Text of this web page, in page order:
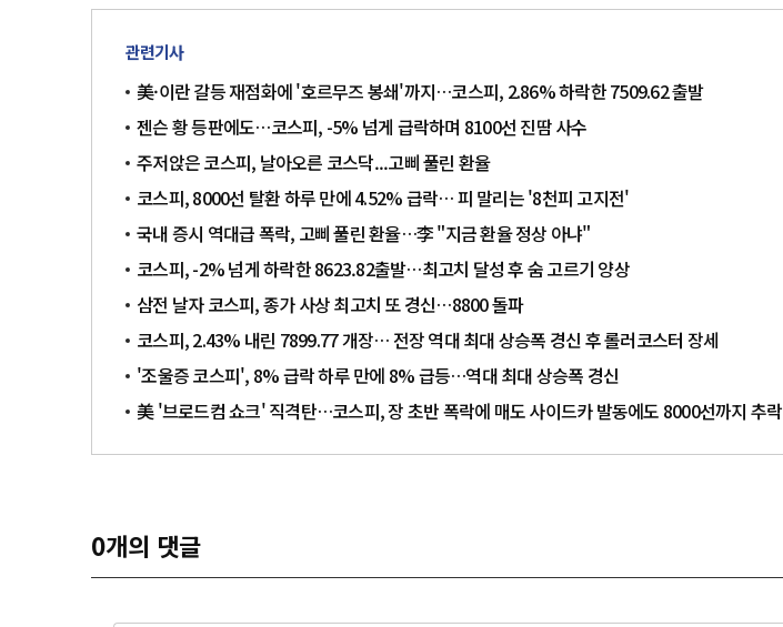
관련기사
美·이란 갈등 재점화에 '호르무즈 봉쇄'까지…코스피, 2.86% 하락한 7509.62 출발
젠슨 황 등판에도…코스피, -5% 넘게 급락하며 8100선 진땀 사수
주저앉은 코스피, 날아오른 코스닥...고삐 풀린 환율
코스피, 8000선 탈환 하루 만에 4.52% 급락… 피 말리는 '8천피 고지전'
국내 증시 역대급 폭락, 고삐 풀린 환율…李 "지금 환율 정상 아냐"
코스피, -2% 넘게 하락한 8623.82출발…최고치 달성 후 숨 고르기 양상
삼전 날자 코스피, 종가 사상 최고치 또 경신…8800 돌파
코스피, 2.43% 내린 7899.77 개장… 전장 역대 최대 상승폭 경신 후 롤러코스터 장세
'조울증 코스피', 8% 급락 하루 만에 8% 급등…역대 최대 상승폭 경신
美 '브로드컴 쇼크' 직격탄…코스피, 장 초반 폭락에 매도 사이드카 발동에도 8000선까지 추락
0개의 댓글